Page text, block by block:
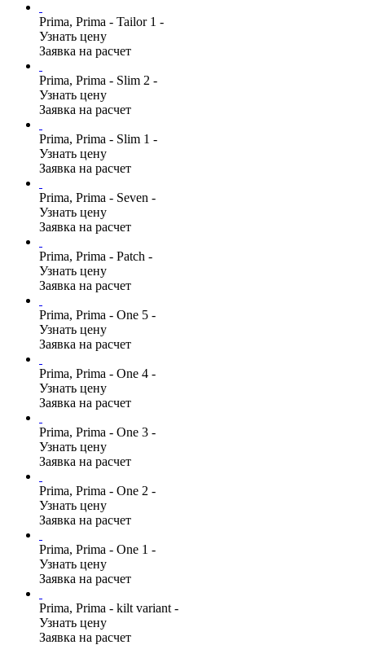
Prima, Prima - Tailor 1 -
Узнать цену
Заявка на расчет
Prima, Prima - Slim 2 -
Узнать цену
Заявка на расчет
Prima, Prima - Slim 1 -
Узнать цену
Заявка на расчет
Prima, Prima - Seven -
Узнать цену
Заявка на расчет
Prima, Prima - Patch -
Узнать цену
Заявка на расчет
Prima, Prima - One 5 -
Узнать цену
Заявка на расчет
Prima, Prima - One 4 -
Узнать цену
Заявка на расчет
Prima, Prima - One 3 -
Узнать цену
Заявка на расчет
Prima, Prima - One 2 -
Узнать цену
Заявка на расчет
Prima, Prima - One 1 -
Узнать цену
Заявка на расчет
Prima, Prima - kilt variant -
Узнать цену
Заявка на расчет